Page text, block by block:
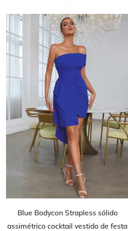
Blue Bodycon Strapless sólido
assimétrico cocktail vestido de festa